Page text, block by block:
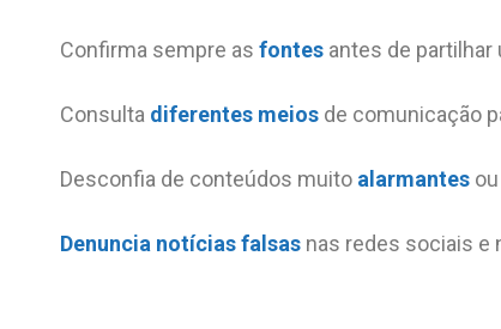
Confirma sempre as fontes antes de
Consulta diferentes meios de comunicação
Desconfia de conteúdos muito alarmantes ou
Denuncia notícias falsas nas redes sociais e